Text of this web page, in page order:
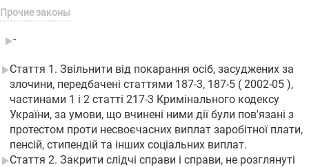
Прочие законы
-
Стаття 1. Звільнити від покарання осіб, засуджених за
злочини, передбачені статтями 187-3, 187-5 ( 2002-05 ),
частинами 1 і 2 статті 217-3 Кримінального кодексу
України, за умови, що вчинені ними дії були пов'язані з
протестом проти несвоєчасних виплат заробітної плати,
пенсій, стипендій та інших соціальних виплат.
Стаття 2. Закрити слідчі справи і справи, не розглянуті